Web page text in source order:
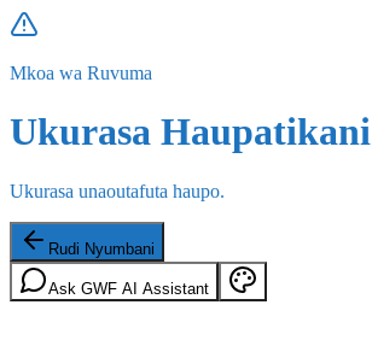
Mkoa wa Ruvuma
Ukurasa Haupatikani
Ukurasa unaoutafuta haupo.
Rudi Nyumbani
Ask GWF AI Assistant